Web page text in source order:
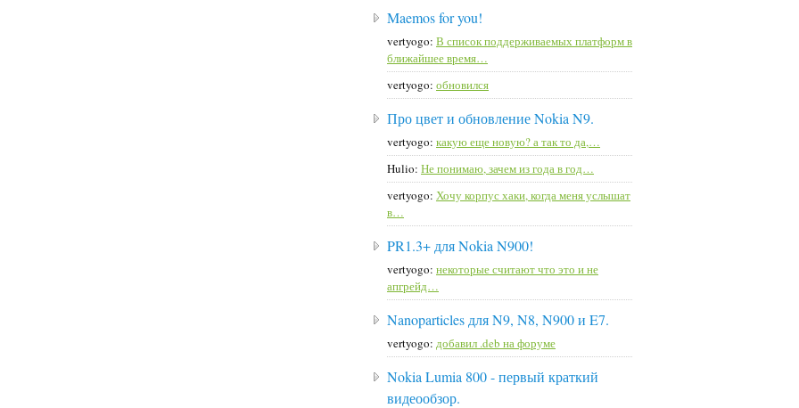
Maemos for you!
vertyogo: В список поддерживаемых платформ в
ближайшее время…
vertyogo: обновился
Про цвет и обновление Nokia N9.
vertyogo: какую еще новую? а так то да,…
Hulio: Не понимаю, зачем из года в год…
vertyogo: Хочу корпус хаки, когда меня услышат
в…
PR1.3+ для Nokia N900!
vertyogo: некоторые считают что это и не
апгрейд…
Nanoparticles для N9, N8, N900 и E7.
vertyogo: добавил .deb на форуме
Nokia Lumia 800 - первый краткий
видеообзор.